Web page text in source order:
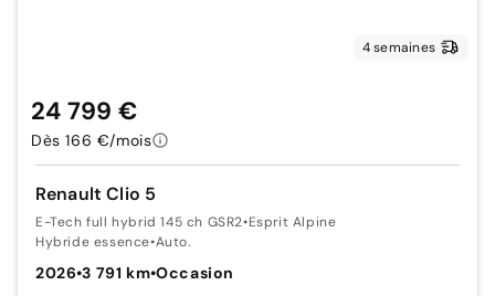
4 semaines
Renault Clio 5
E-Tech full hybrid 145 ch GSR2•Esprit Alpine
Hybride essence•Auto.
2026•3 791 km•Occasion
24 799 €
Dès 166 €/mois